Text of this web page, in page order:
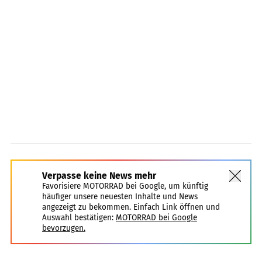
Verpasse keine News mehr
Favorisiere MOTORRAD bei Google, um künftig
häufiger unsere neuesten Inhalte und News
angezeigt zu bekommen. Einfach Link öffnen und
Auswahl bestätigen: MOTORRAD bei Google
bevorzugen.